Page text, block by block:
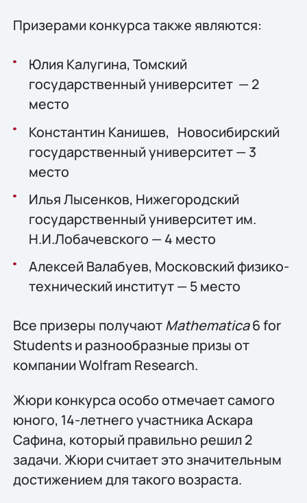
Призерами конкурса также являются:
Юлия Калугина, Томский
государственный университет — 2
место
Константин Канишев, Новосибирский
государственный университет — 3
место
Илья Лысенков, Нижегородский
государственный университет им.
Н.И.Лобачевского — 4 место
Алексей Валабуев, Московский физико-
технический институт — 5 место
Все призеры получаютMathematica6 for
Students и разнообразные призы от
компании Wolfram Research.
Жюри конкурса особо отмечает самого
юного, 14-летнего участника Аскара
Сафина, который правильно решил 2
задачи. Жюри считает это значительным
достижением для такого возраста.